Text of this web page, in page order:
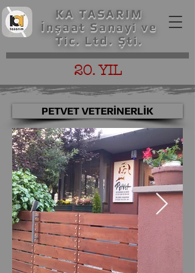
KA TASARIM
İnşaat Sanayi ve
Tic. Ltd. Şti.
20. YIL
PETVET VETERİNERLİK